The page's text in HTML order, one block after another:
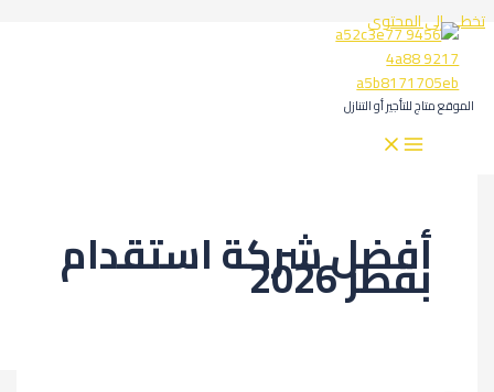
أو التنازل
شركة استقدام2026